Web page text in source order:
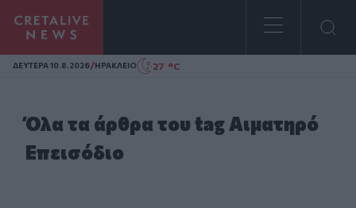
Homepage
ΔΕΥΤΕΡΑ 10.8.2026/ΗΡΑΚΛΕΙΟ 27 °C
Όλα τα άρθρα του tag Αιματηρό
Επεισόδιο